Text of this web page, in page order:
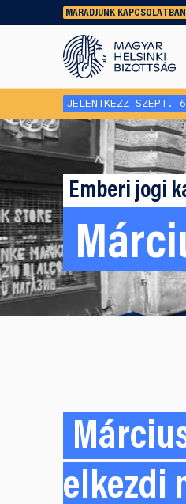
MARADJUNK KAPCSOLATBAN
Régebbi tartalmat
dokumentumot
keresőnket!
JELENTKEZZ SZEPT.
Emberi jogi
elkezdi